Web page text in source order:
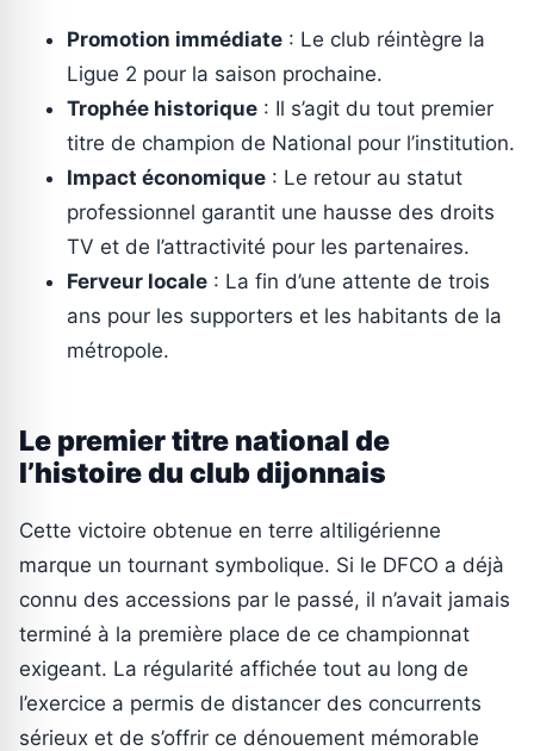
Promotion immédiate : Le club réintègre la
Ligue 2 pour la saison prochaine.
Trophée historique : Il s’agit du tout premier
titre de champion de National pour l’institution.
Impact économique : Le retour au statut
professionnel garantit une hausse des droits
TV et de l’attractivité pour les partenaires.
Ferveur locale : La fin d’une attente de trois
ans pour les supporters et les habitants de la
métropole.
Le premier titre national de
l’histoire du club dijonnais
Cette victoire obtenue en terre altiligérienne
marque un tournant symbolique. Si le DFCO a déjà
connu des accessions par le passé, il n’avait jamais
terminé à la première place de ce championnat
exigeant. La régularité affichée tout au long de
l’exercice a permis de distancer des concurrents
sérieux et de s’offrir ce dénouement mémorable